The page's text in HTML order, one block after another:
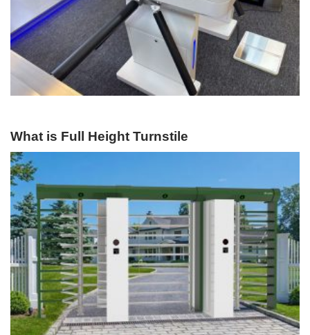
What is Full Height Turnstile